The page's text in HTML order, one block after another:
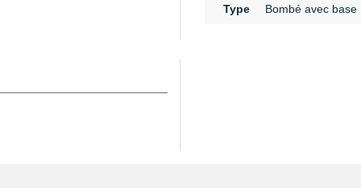
précision le diamètre
Si vous
une surface lisse
Type Bombé avec base